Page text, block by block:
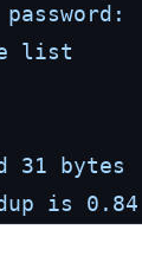
list
31 bytes